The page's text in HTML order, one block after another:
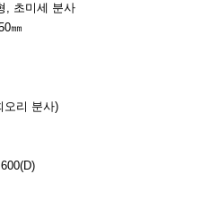
, 초미세 분사
㎜
오리 분사)